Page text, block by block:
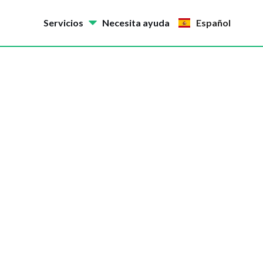
Servicios Necesita ayuda Español